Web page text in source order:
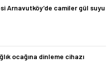
Arnavutköy’de camiler gül suyu
ocağına dinleme cihazı